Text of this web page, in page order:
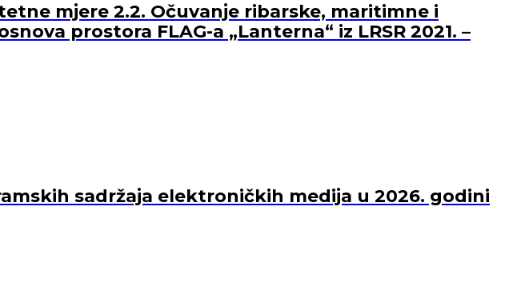
mjere 2.2. Očuvanje ribarske, maritimne i
prostora FLAG-a „Lanterna“ iz LRSR 2021. –
sadržaja elektroničkih medija u 2026. godini